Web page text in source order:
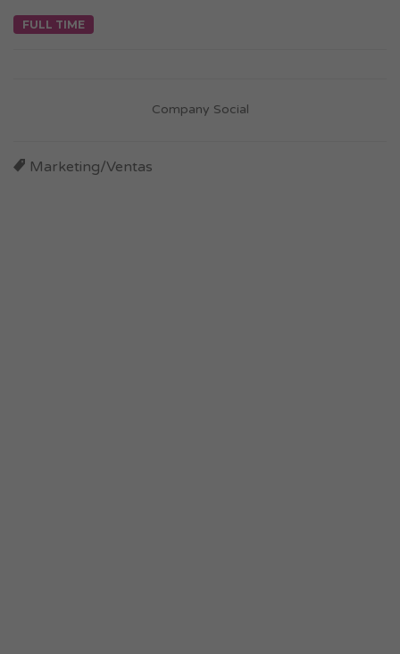
FULL TIME
Company Social
Marketing/Ventas